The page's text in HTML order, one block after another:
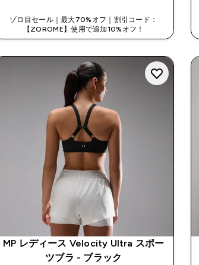
ゾロ目セール｜最大70%オフ｜割引コード：
【ZOROME】使用で追加10%オフ！
MP レディース Velocity Ultra スポー
ツブラ - ブラック